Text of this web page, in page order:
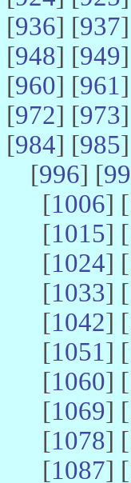
[936] [937
[948] [949
[960] [961
[972] [973
[984] [985
[996] [
[1006] [
[1015] [
[1024] [
[1033] [
[1042] [
[1051] [
[1060] [
[1069] [
[1078] [
[1087] [